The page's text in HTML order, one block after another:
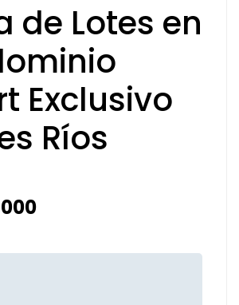
de Lotes en
Exclusivo
Ríos